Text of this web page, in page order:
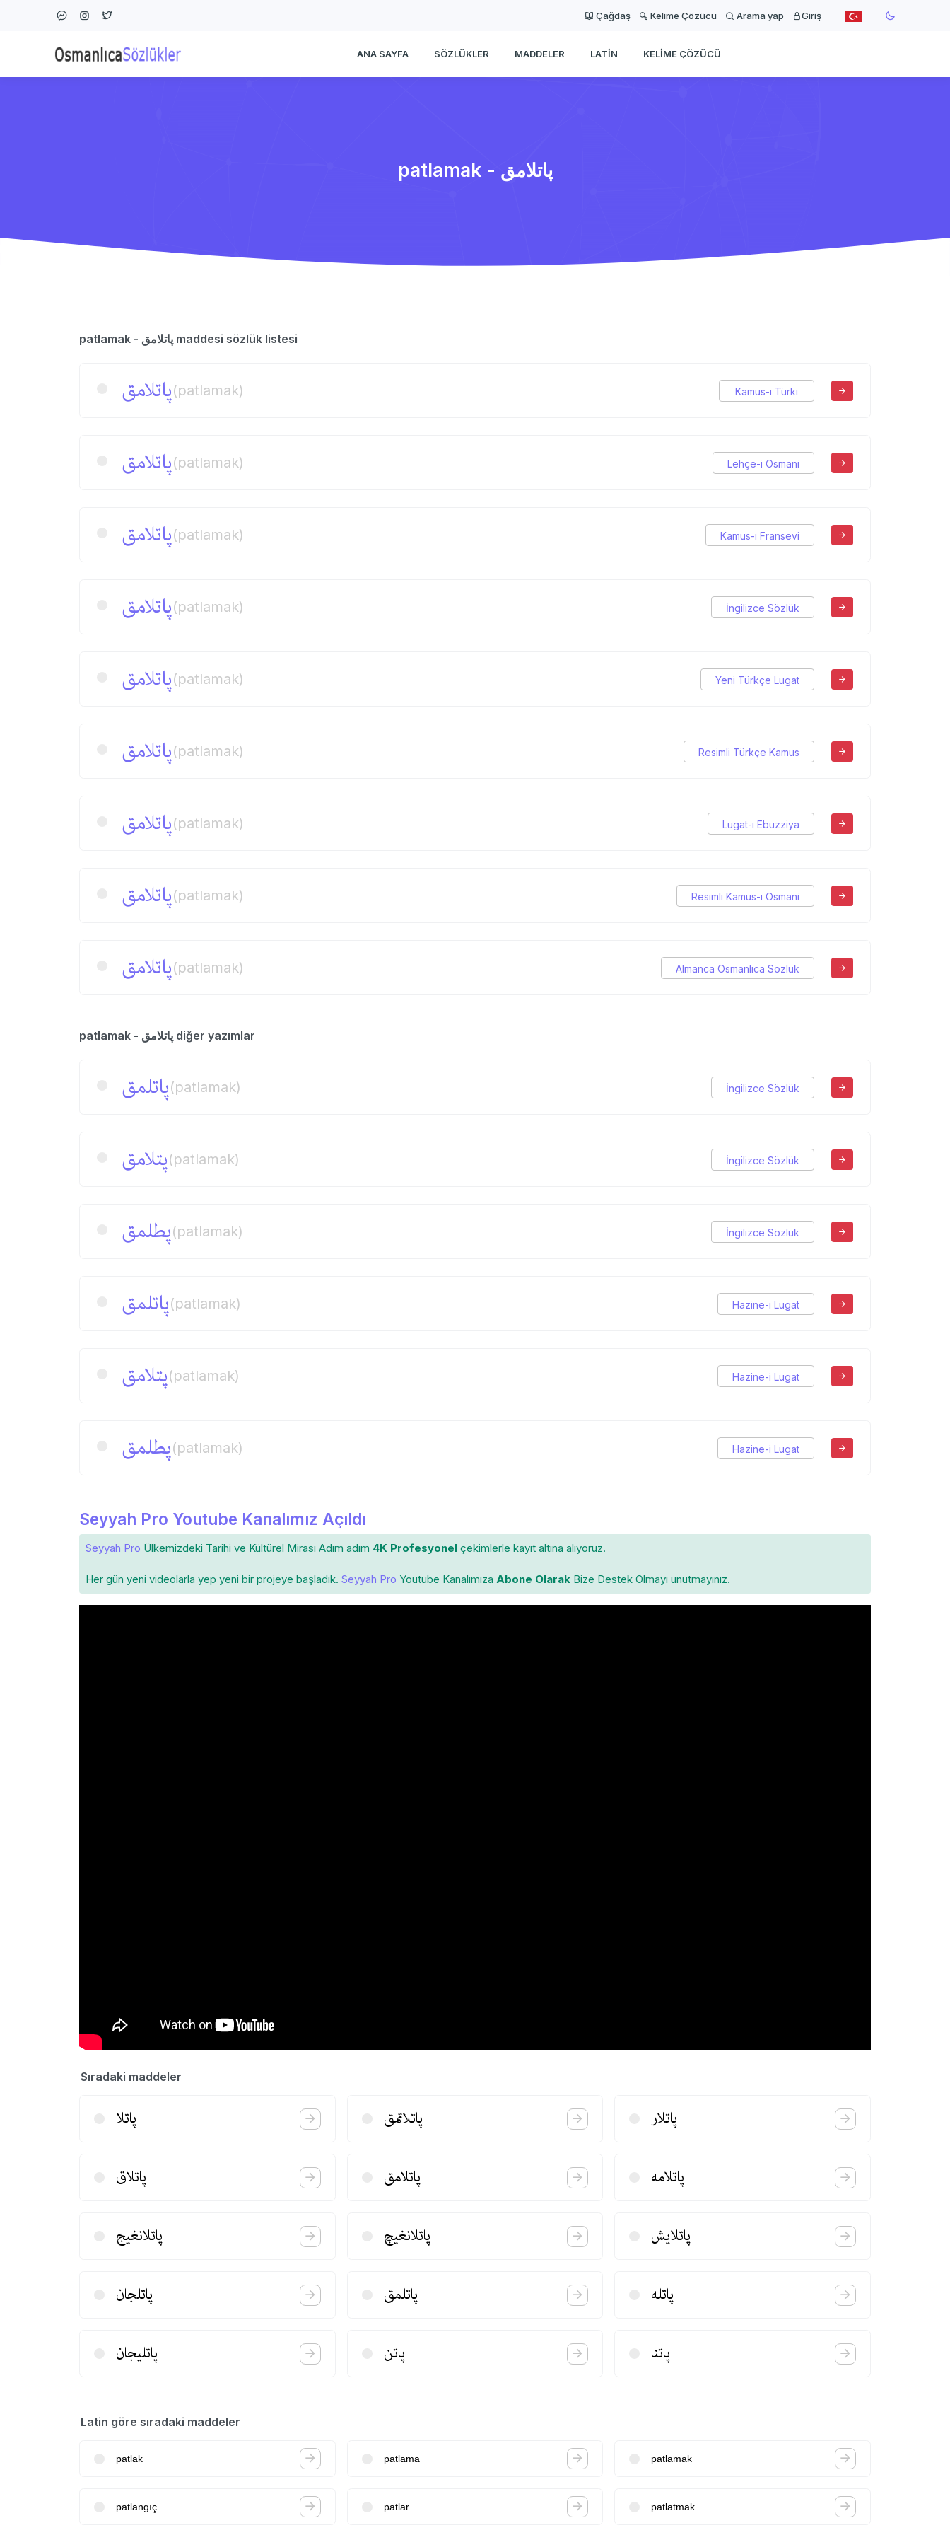
Çağdaş Kelime Çözücü Arama yap Giriş
ANA SAYFA SÖZLÜKLER MADDELER LATIN KELIME ÇÖZÜCÜ
patlamak - پاتلامق
patlamak - پاتلامق maddesi sözlük listesi
پاتلامق(patlamak) Kamus-ı Türki
پاتلامق(patlamak) Lehçe-i Osmani
پاتلامق(patlamak) Kamus-ı Fransevi
پاتلامق(patlamak) İngilizce Sözlük
پاتلامق(patlamak) Yeni Türkçe Lugat
پاتلامق(patlamak) Resimli Türkçe Kamus
پاتلامق(patlamak) Lugat-ı Ebuzziya
پاتلامق(patlamak) Resimli Kamus-ı Osmani
پاتلامق(patlamak) Almanca Osmanlıca Sözlük
patlamak - پاتلامق diğer yazımlar
پاتلمق(patlamak) İngilizce Sözlük
پتلامق(patlamak) İngilizce Sözlük
پطلمق(patlamak) İngilizce Sözlük
پاتلمق(patlamak) Hazine-i Lugat
پتلامق(patlamak) Hazine-i Lugat
پطلمق(patlamak) Hazine-i Lugat
Seyyah Pro Youtube Kanalımız Açıldı
Seyyah Pro Ülkemizdeki Tarihi ve Kültürel Mirası Adım adım 4K Profesyonel çekimlerle kayıt altına alıyoruz.
Her gün yeni videolarla yep yeni bir projeye başladık. Seyyah Pro Youtube Kanalımıza Abone Olarak Bize Destek Olmayı unutmayınız.
Sıradaki maddeler
پاتلا پاتلاتمق پاتلار
پاتلاق پاتلامق پاتلامه
پاتلانغیج پاتلانغیچ پاتلایش
پاتلجان پاتلمق پاتله
پاتلیجان پاتن پاتنا
Latin göre sıradaki maddeler
patlak patlama patlamak
patlangıç patlar patlatmak